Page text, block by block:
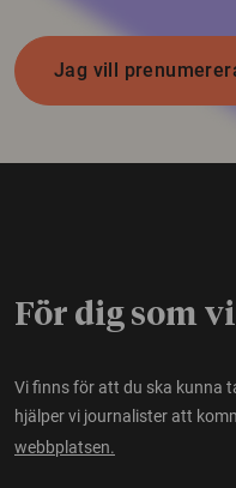
Jag vill
För dig som
Vi finns för att du ska kunna
hjälper vi journalister att
webbplatsen.